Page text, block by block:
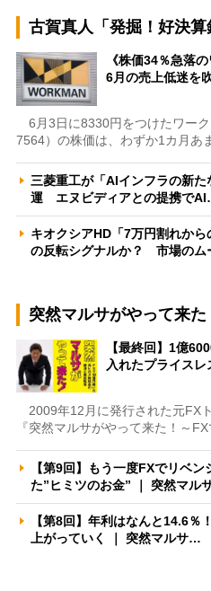
古賀真人「発掘！好決算
《株価34％急落
6月の売上低迷を
6月3日に8330円をつけたワーク
7564）の株価は、わずか1カ月あ
三菱重工が「AIインフラの新
運 エヌビディアとの提携で
キオクシアHD「7万円割れか
の反転シグナルか？ 市場の
突然マルサがやって来た
【最終回】1億
入れたプライス
2009年12月に発行された元FX
『突然マルサがやって来た！～
【第9回】もう一度FXでリベ
た”ヒミツのお金” ｜ 突然マル
【第8回】年利はなんと14.6
上がっていく ｜ 突然マルサ…